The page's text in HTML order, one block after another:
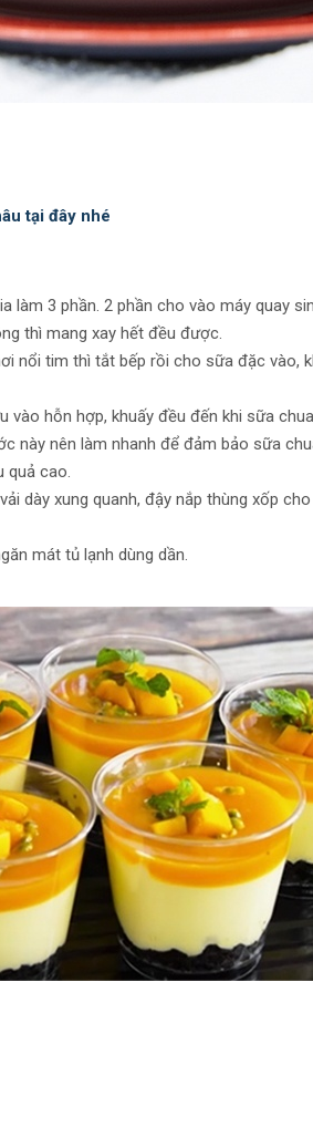
tại đây nhé
làm 3 phần. 2 phần cho vào máy quay
thì mang xay hết đều được.
nổi tim thì tắt bếp rồi cho sữa đặc vào,
hỗn hợp, khuấy đều đến khi sữa
này nên làm nhanh để đảm bảo sữa
quả cao.
dày xung quanh, đậy nắp thùng xốp
mát tủ lạnh dùng dần.